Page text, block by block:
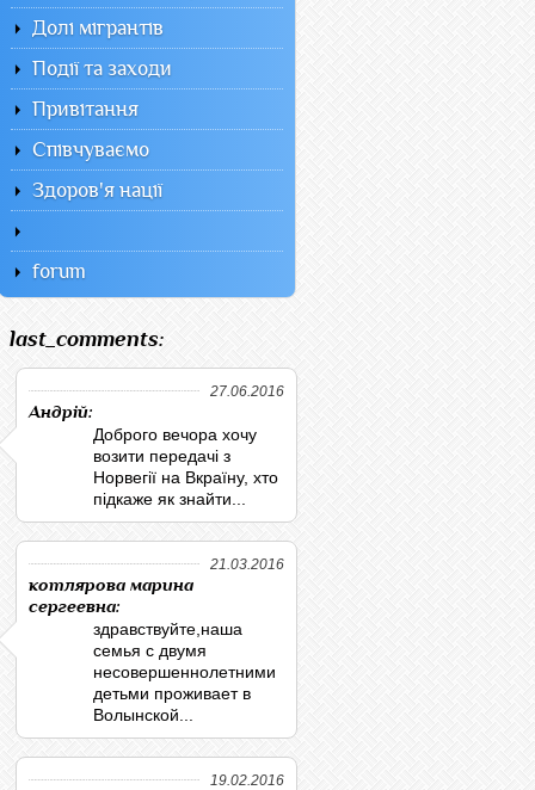
Долі мігрантів
Події та заходи
Привітання
Співчуваємо
Здоров'я нації
forum
last_comments:
27.06.2016
Андрій:
Доброго вечора хочу
возити передачі з
Норвегії на Вкраїну, хто
підкаже як знайти...
21.03.2016
котлярова марина
сергеевна:
здравствуйте,наша
семья с двумя
несовершеннолетними
детьми проживает в
Волынской...
19.02.2016